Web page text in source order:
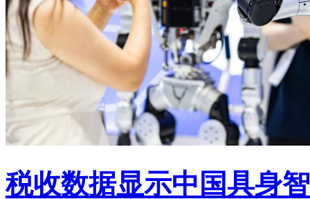
税收数据显示中国具身